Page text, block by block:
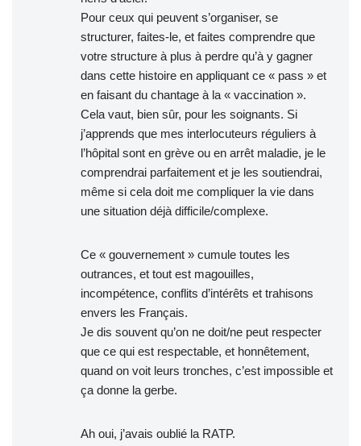
Pour ceux qui peuvent s’organiser, se
structurer, faites-le, et faites comprendre que
votre structure à plus à perdre qu’à y gagner
dans cette histoire en appliquant ce « pass » et
en faisant du chantage à la « vaccination ».
Cela vaut, bien sûr, pour les soignants. Si
j’apprends que mes interlocuteurs réguliers à
l’hôpital sont en grève ou en arrêt maladie, je le
comprendrai parfaitement et je les soutiendrai,
même si cela doit me compliquer la vie dans
une situation déjà difficile/complexe.
Ce « gouvernement » cumule toutes les
outrances, et tout est magouilles,
incompétence, conflits d’intérêts et trahisons
envers les Français.
Je dis souvent qu’on ne doit/ne peut respecter
que ce qui est respectable, et honnêtement,
quand on voit leurs tronches, c’est impossible et
ça donne la gerbe.
Ah oui, j’avais oublié la RATP.